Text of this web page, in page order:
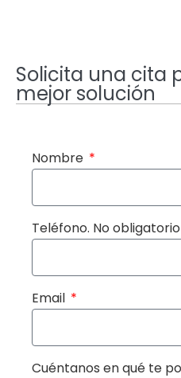
Solicita una cita
mejor solución
Nombre
Teléfono. No obligatorio
Email
Cuéntanos en qué te